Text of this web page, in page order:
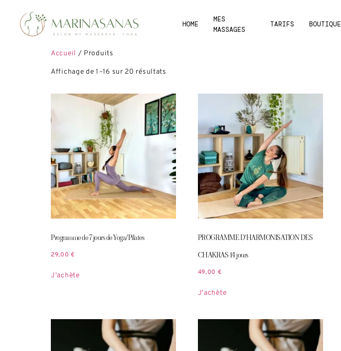
HOME
MES
MASSAGES
TARIFS BOUTIQUE
Accueil / Produits
Affichage de 1–16 sur 20 résultats
Programme de 7 jours de Yoga/Pilates
29,00€
J'achète
PROGRAMME D’HARMONISATION DES
CHAKRAS 14 jours
49,00 €
J'achète